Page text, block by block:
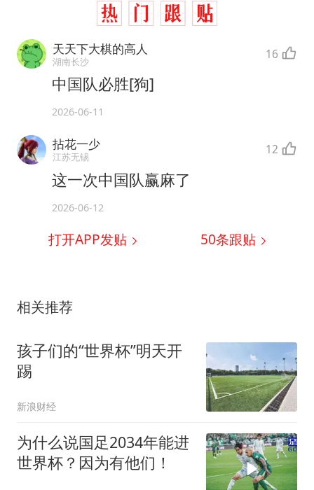
天天下大棋的高人
湖南长沙 16
中国队必胜[狗]
2026-06-11
拈花一少
江苏无锡 12
这一次中国队赢麻了
2026-06-12
打开APP发贴 50条跟贴
相关推荐
孩子们的“世界杯”明天开
踢
新浪财经
为什么说国足2034年能进
世界杯？因为有他们！